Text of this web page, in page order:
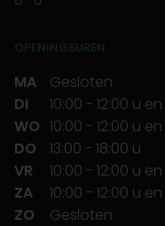
OPENINGSUREN
MA
Gesloten
DI
10:00 - 12:00 u en
WO 10:00 - 12:00 u en
DO
13:00 - 18:00 u
VR
10:00 - 12:00 u en
ZA
10:00 - 12:00 u en
ZO
Gesloten